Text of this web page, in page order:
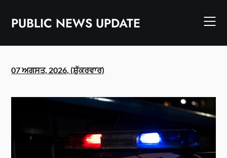
contentPUBLIC NEWS UPDATE
07 ਅਗਸਤ, 2026, (ਸ਼ੁੱਕਰਵਾਰ)